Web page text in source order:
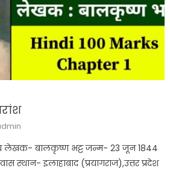
लेखक- बालकृष्ण भट्ट जन्म- 23 जून 1844
स्थान- इलाहाबाद (प्रयागराज),उत्तर प्रदेश